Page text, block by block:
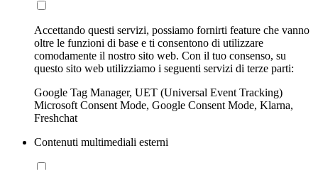
Accettando questi servizi, possiamo fornirti feature che vanno
oltre le funzioni di base e ti consentono di utilizzare
comodamente il nostro sito web. Con il tuo consenso, su
questo sito web utilizziamo i seguenti servizi di terze parti:
Google Tag Manager, UET (Universal Event Tracking)
Microsoft Consent Mode, Google Consent Mode, Klarna,
Freshchat
Contenuti multimediali esterni